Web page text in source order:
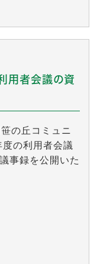
用者会議の資
の丘コミュニ
の利用者会議
事録を公開いた